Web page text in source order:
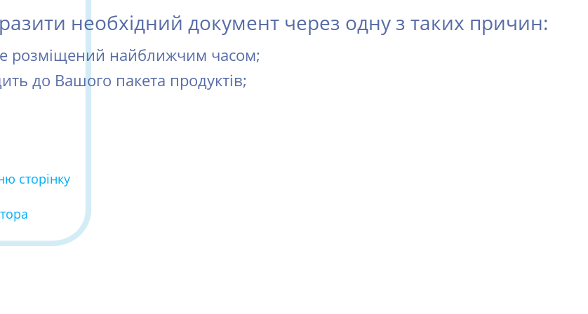
необхідний документ через одну з таких причин:
розміщений найближчим часом;
до Вашого пакета продуктів;
сторінку